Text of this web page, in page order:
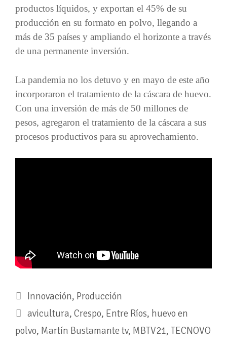
productos líquidos, y exportan el 45% de su
producción en su formato en polvo, llegando a
más de 35 países y ampliando el horizonte a través
de una permanente inversión.
La pandemia no los detuvo y en mayo de este año
incorporaron el tratamiento de la cáscara de huevo.
Con una inversión de más de 50 millones de
pesos, agregaron el tratamiento de la cáscara a sus
procesos productivos para su aprovechamiento.
Innovación, Producción
avicultura,Crespo, Entre Ríos, huevo en
polvo, Martín Bustamante tv, MBTV21, TECNOVO